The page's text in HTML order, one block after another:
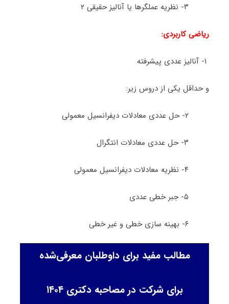
۳- نظریه عملگرها یا آنالیز حقیقی ۲
ریاضی کاربردی:
و حداقل یکی از دروس زیر:
۲- حل عددی معادلات دیفرانسیل معمولی
۳- حل عددی معادلات انتگرال
۴- نظریه معادلات دیفرانسیل معمولی
۵- جبر خطی عددی
۶- بهینه سازی خطی و غیر خطی
مطالب مفید برای داوطلبان معرفی‌شده
برای شرکت در مصاحبه دکتری ۱۴۰۴